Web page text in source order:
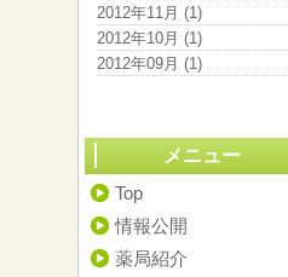
2012年11月 (1)
2012年10月 (1)
2012年09月 (1)
メニュー
Top
情報公開
薬局紹介